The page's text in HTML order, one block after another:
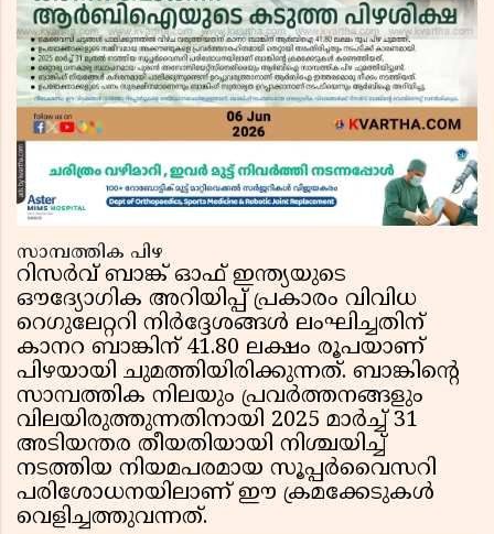
സാമ്പത്തിക പിഴ
റിസർവ് ബാങ്ക് ഓഫ് ഇന്ത്യയുടെ
ഔദ്യോഗിക അറിയിപ്പ് പ്രകാരം വിവിധ
റെഗുലേറ്ററി നിർദ്ദേശങ്ങൾ ലംഘിച്ചതിന്
കാനറ ബാങ്കിന് 41.80 ലക്ഷം രൂപയാണ്
പിഴയായി ചുമത്തിയിരിക്കുന്നത്. ബാങ്കിന്റെ
സാമ്പത്തിക നിലയും പ്രവർത്തനങ്ങളും
വിലയിരുത്തുന്നതിനായി 2025 മാർച്ച് 31
അടിയന്തര തീയതിയായി നിശ്ചയിച്ച്
നടത്തിയ നിയമപരമായ സൂപ്പർവൈസറി
പരിശോധനയിലാണ് ഈ ക്രമക്കേടുകൾ
വെളിച്ചത്തുവന്നത്.